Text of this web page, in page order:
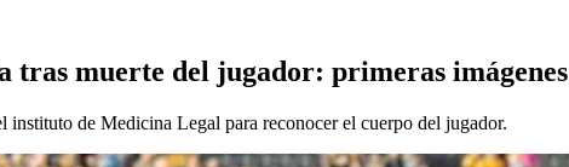
tras muerte del jugador: primeras imágenes
de Medicina Legal para reconocer el cuerpo del jugador.